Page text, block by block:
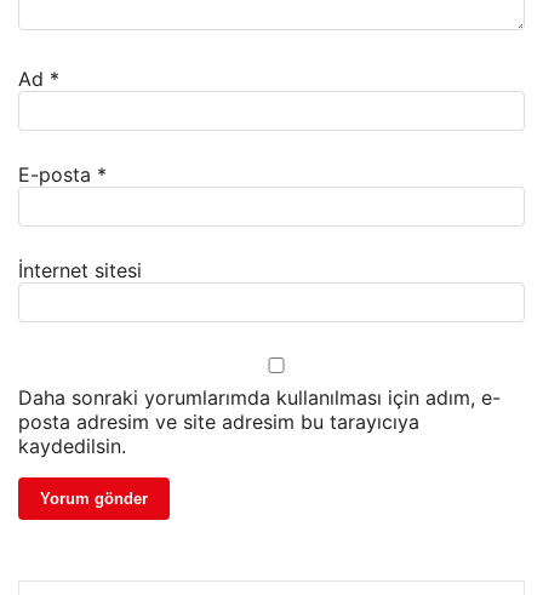
Ad *
E-posta *
İnternet sitesi
Daha sonraki yorumlarımda kullanılması için adım, e-
posta adresim ve site adresim bu tarayıcıya
kaydedilsin.